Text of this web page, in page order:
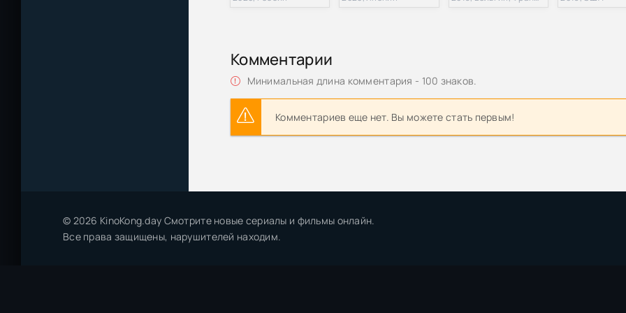
Комментарии
Минимальная длина комментария - 100 знаков.
Комментариев еще нет. Вы можете стать первым!
© 2026 KinoKong.day Смотрите новые сериалы и фильмы онлайн.
Все права защищены, нарушителей находим.